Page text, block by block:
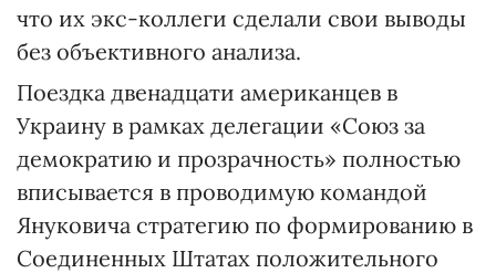
что их экс-коллеги сделали свои выводы
без объективного анализа.
Поездка двенадцати американцев в
Украину в рамках делегации «Союз за
демократию и прозрачность» полностью
вписывается в проводимую командой
Януковича стратегию по формированию в
Соединенных Штатах положительного